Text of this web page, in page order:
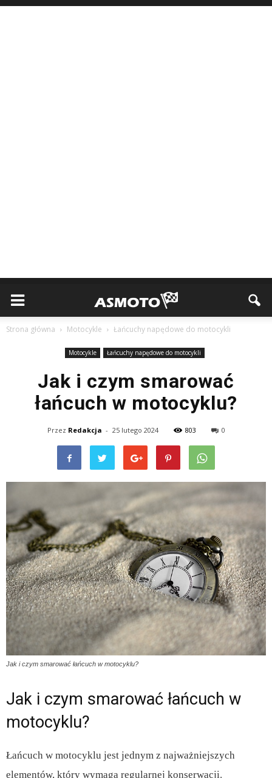
Strona główna Motocykle Łańcuchy napędowe do motocykli
Motocykle Łańcuchy napędowe do motocykli
Jak i czym smarować
łańcuch w motocyklu?
Przez Redakcja - 25 lutego 2024 803 0
Jak i czym smarować łańcuch w motocyklu?
Jak i czym smarować łańcuch w
motocyklu?
Łańcuch w motocyklu jest jednym z najważniejszych
elementów, który wymaga regularnej konserwacji.